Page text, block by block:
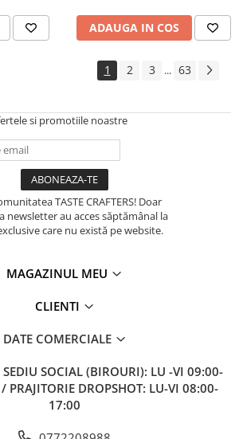
ADAUGA IN COS
1 2 3 ... 63
si promotiile noastre
TASTE CRAFTERS! Doar
newsletter au acces săptămânal la
care nu există pe website.
MAGAZINUL MEU
CLIENTI
DATE COMERCIALE
SEDIU SOCIAL (BIROURI): LU -VI 09:00-
PRAJITORIE DROPSHOT: LU-VI 08:00-
17:00